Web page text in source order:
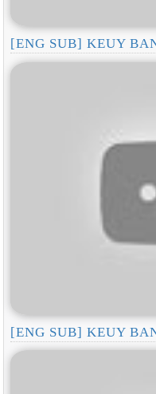
[ENG SUB] KEUY
[ENG SUB] KEUY